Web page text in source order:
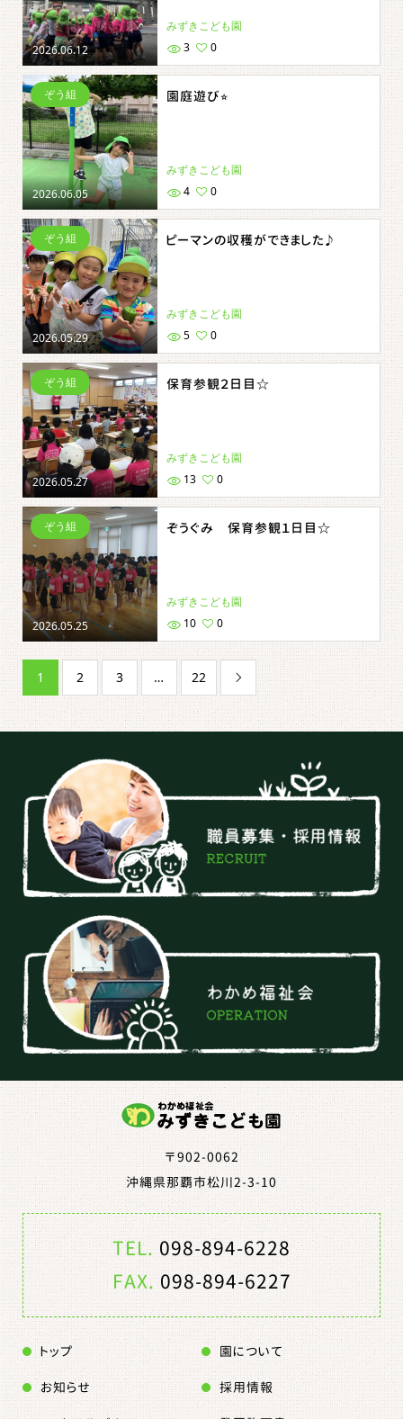
2026.06.12
みずきこども園
3
0
2026.06.05
ぞう組 園庭遊び⭐︎
みずきこども園
4
0
2026.05.29
ぞう組 ピーマンの収穫ができました♪
みずきこども園
5
0
2026.05.27
ぞう組 保育参観２日目☆
みずきこども園
13
0
2026.05.25
ぞう組 ぞうぐみ 保育参観１日目☆
みずきこども園
10
0
1 2 3 … 22 
〒902-0062
沖縄県那覇市松川2-3-10
TEL.098-894-6228
FAX.098-894-6227
トップ 園について
お知らせ 採用情報